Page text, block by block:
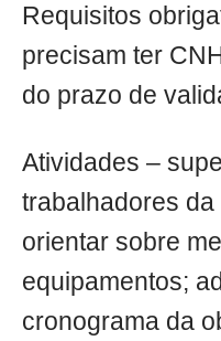
Requisitos
precisam ter
do prazo de
Atividades –
trabalhadores
orientar sobre
equipamentos;
cronograma da